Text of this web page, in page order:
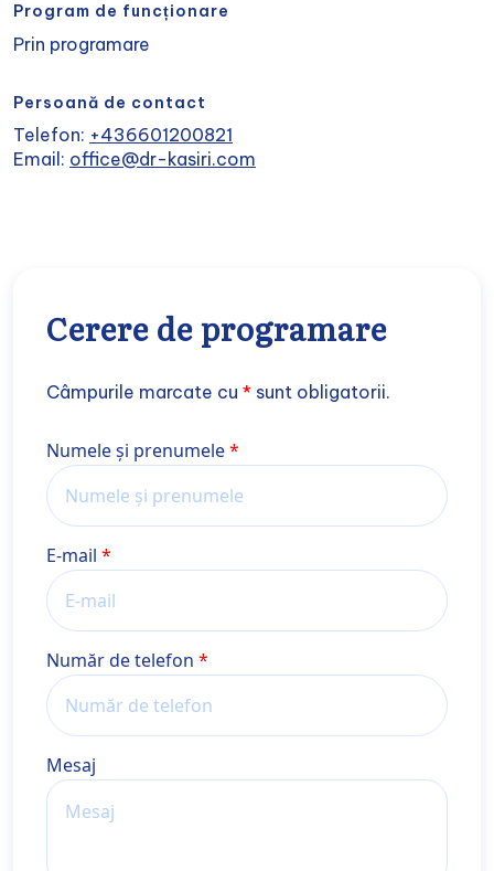
Program de funcționare
Prin programare
Persoană de contact
Telefon: +436601200821
Email: office@dr-kasiri.com
Cerere de programare
Câmpurile marcate cu * sunt obligatorii.
Nume și prenume
Numele și prenumele
E-mail
Număr de telefon
Mesaj